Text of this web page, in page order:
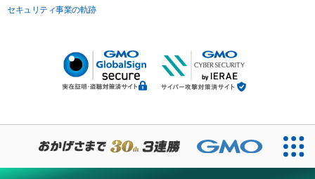
セキュリティ事業の軌跡